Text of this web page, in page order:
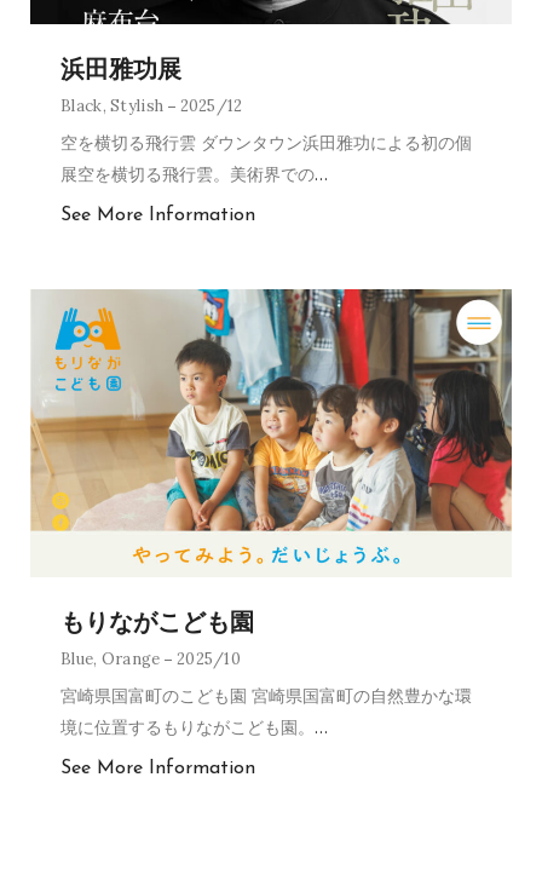
浜田雅功展
Black,Stylish 2025/12
空を横切る飛行雲 ダウンタウン浜田雅功による初の個
展空を横切る飛行雲。美術界での…
See More Information
もりながこども園
Blue, Orange 2025/10
宮崎県国富町のこども園 宮崎県国富町の自然豊かな環
境に位置するもりながこども園。 …
See More Information